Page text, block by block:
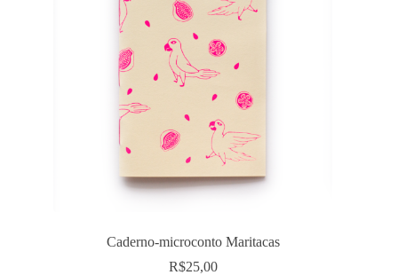
Caderno-microconto Maritacas
R$25,00